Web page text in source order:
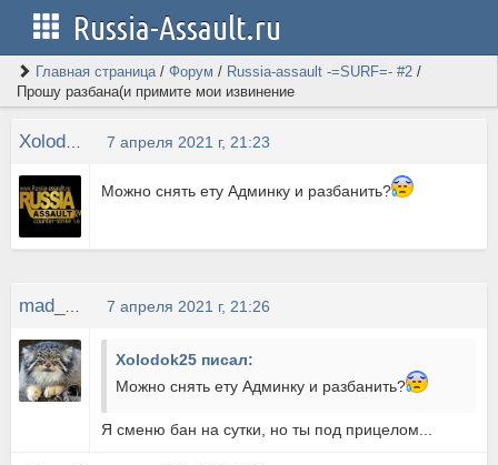
Russia-Assault.ru
Главная страница/ Форум / Russia-assault -=SURF=- #2 /
Прошу разбана(и примите мои извинение
7 апреля 2021 г, 21:23
Можно снять ету Админку и разбанить?
7 апреля 2021 г, 21:26
Xolodok25 писал:
Можно снять ету Админку и разбанить?
Я сменю бан на сутки, но ты под прицелом...